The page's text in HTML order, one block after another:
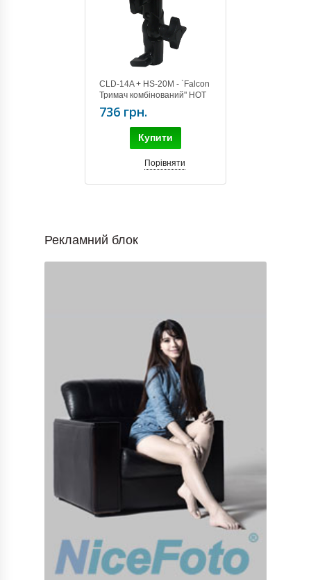
CLD-14A + HS-20M - `Falcon
Тримач комбінований" HOT
SHOE (з затискачем)
736 грн.
Купити
Порівняти
Рекламний блок